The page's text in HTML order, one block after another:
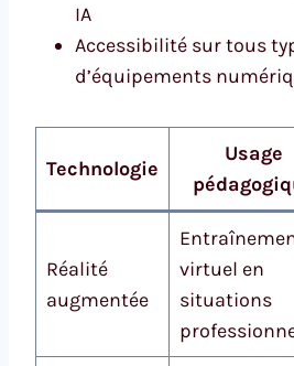
IA
Accessibilité sur tous
d’équipements
Technologie
Usage
Réalité
augmentée
virtuel en
situations